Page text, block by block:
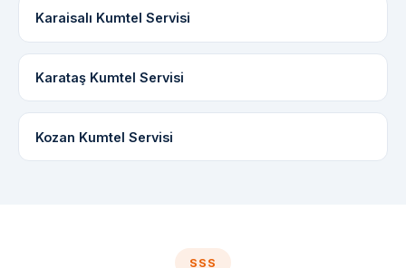
Karaisalı Kumtel Servisi
Karataş Kumtel Servisi
Kozan Kumtel Servisi
SSS